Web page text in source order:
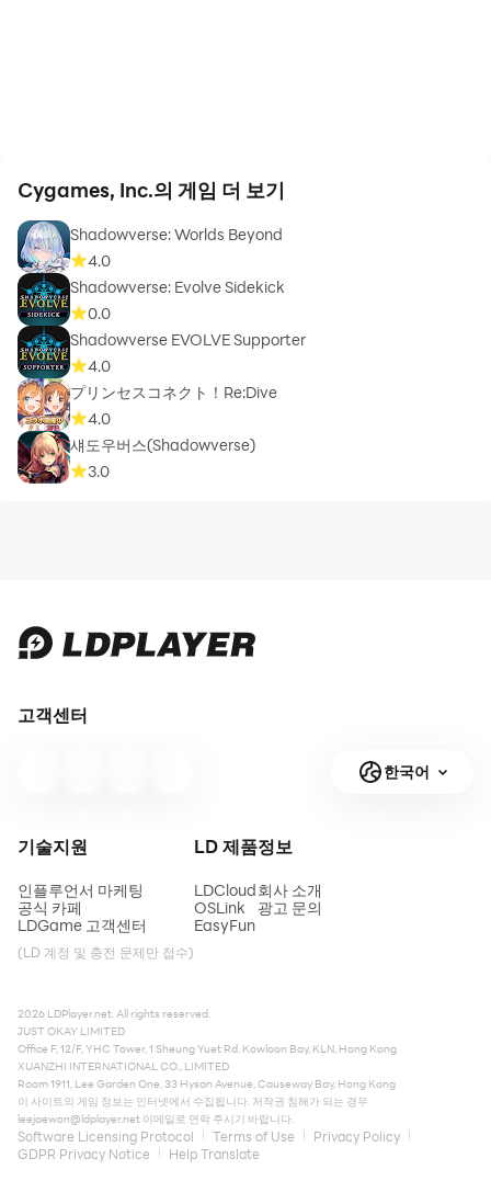
Cygames, Inc.의 게임 더 보기
Shadowverse: Worlds Beyond
4.0
Shadowverse: Evolve Sidekick
0.0
Shadowverse EVOLVE Supporter
4.0
プリンセスコネクト！Re:Dive
4.0
섀도우버스(Shadowverse)
3.0
고객센터
한국어
기술지원
인플루언서 마케팅
공식 카페
LDGame 고객센터
(LD 계정 및 충전 문제만 접수)
LD 제품
LDCloud
OSLink
EasyFun
정보
회사 소개
광고 문의
2026 LDPlayer.net. All rights reserved.
JUST OKAY LIMITED
Office F, 12/F, YHC Tower, 1 Sheung Yuet Rd, Kowloon Bay, KLN, Hong Kong
XUANZHI INTERNATIONAL CO., LIMITED
Room 1911, Lee Garden One, 33 Hysan Avenue, Causeway Bay, Hong Kong
이 사이트의 게임 정보는 인터넷에서 수집됩니다. 저작권 침해가 되는 경우
leejaewon@ldplayer.net 이메일로 연락 주시기 바랍니다.
Software Licensing Protocol Terms of Use
Privacy Policy
GDPR Privacy Notice
Help Translate